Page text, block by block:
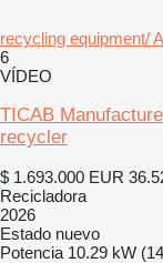
recycling equipment/
6
VÍDEO
TICAB
recycler
$ 1.693.000 EUR
Recicladora
2026
Estado nuevo
Potencia 10.29 kW